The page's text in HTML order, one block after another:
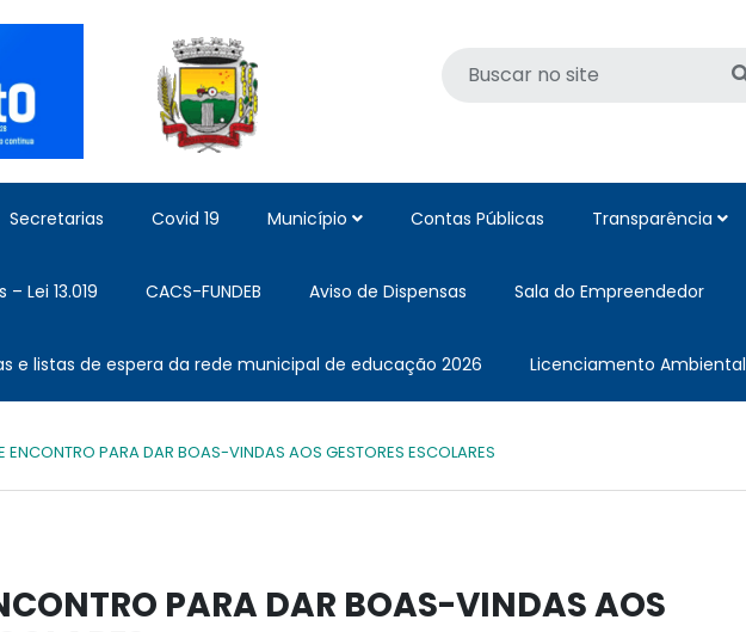
Secretarias Covid 19 Município Contas Públicas Transparência
Lei 13.019 CACS-FUNDEB Aviso de Dispensas Sala do Empreendedor
e listas de espera da rede municipal de educação 2026 Licenciamento Ambiental
ENCONTRO PARA DAR BOAS-VINDAS AOS GESTORES ESCOLARES
PARA DAR BOAS-VINDAS AOS